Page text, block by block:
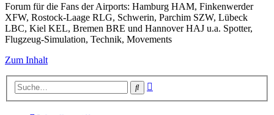
Forum für die Fans der Airports: Hamburg HAM, Finkenwerder
XFW, Rostock-Laage RLG, Schwerin, Parchim SZW, Lübeck
LBC, Kiel KEL, Bremen BRE und Hannover HAJ u.a. Spotter,
Flugzeug-Simulation, Technik, Movements
Zum Inhalt
Suche